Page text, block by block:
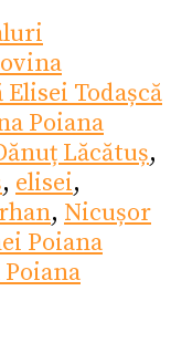
Elisei Todașcă
Poiana
Lăcătuș,
, elisei,
, Nicușor
Poiana
Poiana